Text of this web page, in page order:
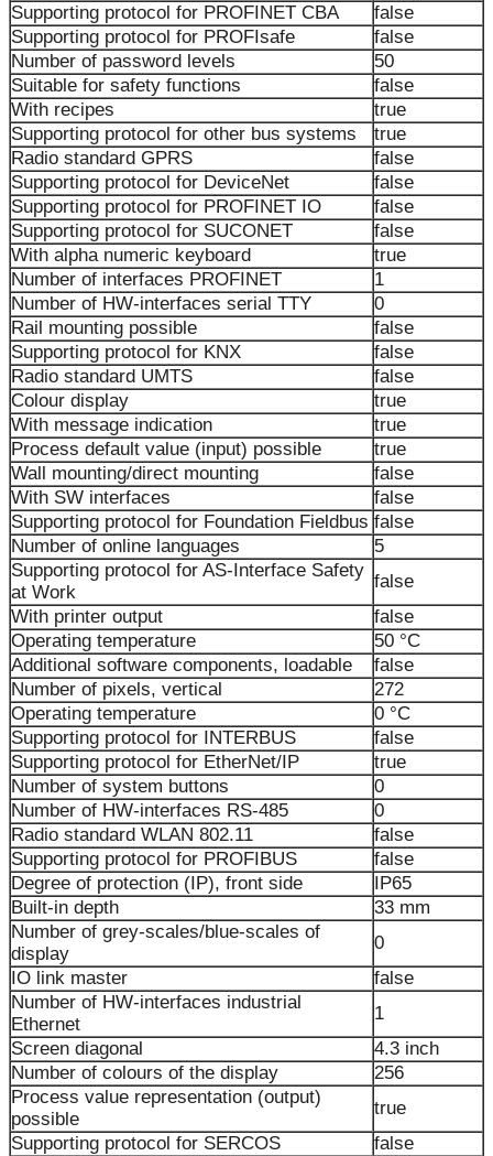
Supporting protocol for PROFINET CBA
false
Supporting protocol for PROFIsafe
false
Number of password levels
50
Suitable for safety functions
false
With recipes
true
Supporting protocol for other bus systems
true
Radio standard GPRS
false
Supporting protocol for DeviceNet
false
Supporting protocol for PROFINET IO
false
Supporting protocol for SUCONET
false
With alpha numeric keyboard
true
Number of interfaces PROFINET
1
Number of HW-interfaces serial TTY
0
Rail mounting possible
false
Supporting protocol for KNX
false
Radio standard UMTS
false
Colour display
true
With message indication
true
Process default value (input) possible
true
Wall mounting/direct mounting
false
With SW interfaces
false
Supporting protocol for Foundation Fieldbus false
Number of online languages
5
Supporting protocol for AS-Interface Safety
at Work
false
With printer output
false
Operating temperature
50 °C
Additional software components, loadable
false
Number of pixels, vertical
272
Operating temperature
0 °C
Supporting protocol for INTERBUS
false
Supporting protocol for EtherNet/IP
true
Number of system buttons
0
Number of HW-interfaces RS-485
0
Radio standard WLAN 802.11
false
Supporting protocol for PROFIBUS
false
Degree of protection (IP), front side
IP65
Built-in depth
33 mm
Number of grey-scales/blue-scales of
display
0
IO link master
false
Number of HW-interfaces industrial
Ethernet
1
Screen diagonal
4.3 inch
Number of colours of the display
256
Process value representation (output)
possible
true
Supporting protocol for SERCOS
false